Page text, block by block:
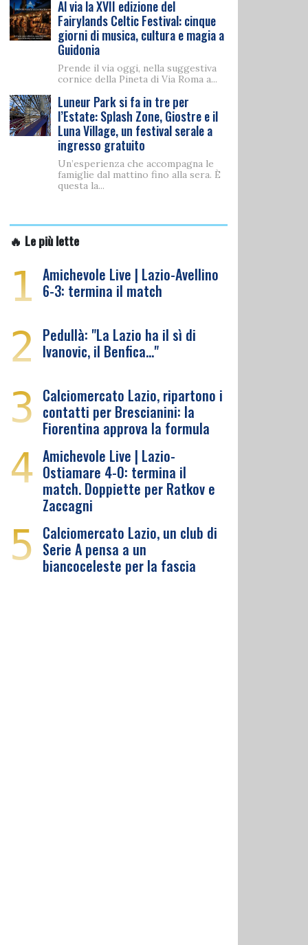
Al via la XVII edizione del
Fairylands Celtic Festival: cinque
giorni di musica, cultura e magia a
Guidonia
Prende il via oggi, nella suggestiva
cornice della Pineta di Via Roma a...
Luneur Park si fa in tre per
l’Estate: Splash Zone, Giostre e il
Luna Village, un festival serale a
ingresso gratuito
Un’esperienza che accompagna le
famiglie dal mattino fino alla sera. È
questa la...
🔥 Le più lette
1 Amichevole Live | Lazio-Avellino
6-3: termina il match
2 Pedullà: "La Lazio ha il sì di
Ivanovic, il Benfica…"
3 Calciomercato Lazio, ripartono i
contatti per Brescianini: la
Fiorentina approva la formula
4 Amichevole Live | Lazio-
Ostiamare 4-0: termina il
match. Doppiette per Ratkov e
Zaccagni
5 Calciomercato Lazio, un club di
Serie A pensa a un
biancoceleste per la fascia